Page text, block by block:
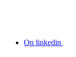
On linkedin